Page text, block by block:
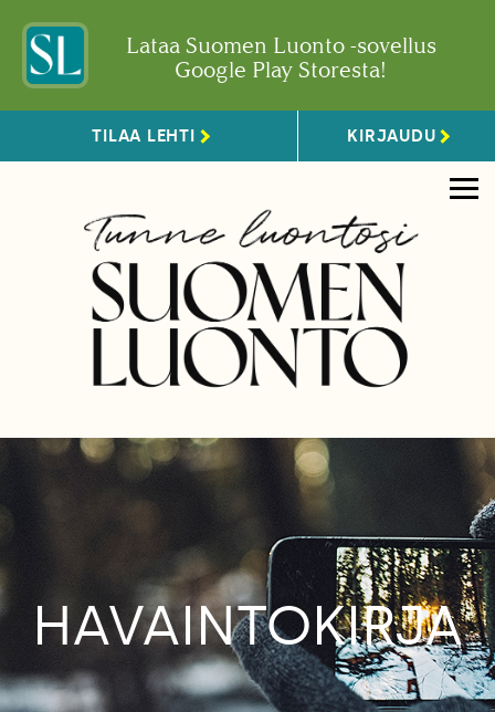
Lataa Suomen Luonto -sovellus
Google Play Storesta!
TILAA LEHTI KIRJAUDU
HAVAINTOKIRJA